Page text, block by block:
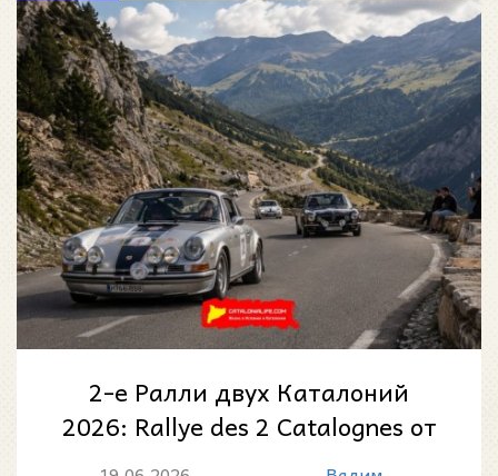
2-е Ралли двух Каталоний
2026: Rallye des 2 Catalognes от
Перпиньяна до Манресы